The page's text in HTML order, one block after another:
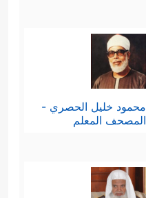
محمود خليل الحصري -
المصحف المعلم